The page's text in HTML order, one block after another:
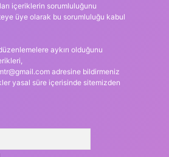
içeriklerin sorumluluğunu
üye olarak bu sorumluluğu kabul
aykırı olduğunu
adresine bildirmeniz
yasal süre içerisinde sitemizden